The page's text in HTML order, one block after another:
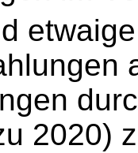
2020)